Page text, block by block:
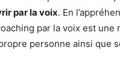
par la voix. En
par la voix est
personne ainsi que